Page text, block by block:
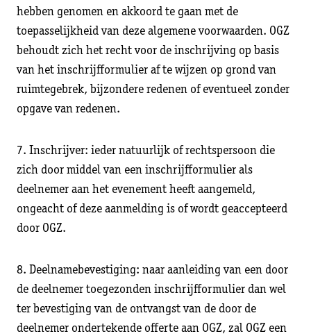
hebben genomen en akkoord te gaan met de
toepasselijkheid van deze algemene voorwaarden. OGZ
behoudt zich het recht voor de inschrijving op basis
van het inschrijfformulier af te wijzen op grond van
ruimtegebrek, bijzondere redenen of eventueel zonder
opgave van redenen.
7. Inschrijver: ieder natuurlijk of rechtspersoon die
zich door middel van een inschrijfformulier als
deelnemer aan het evenement heeft aangemeld,
ongeacht of deze aanmelding is of wordt geaccepteerd
door OGZ.
8. Deelnamebevestiging: naar aanleiding van een door
de deelnemer toegezonden inschrijfformulier dan wel
ter bevestiging van de ontvangst van de door de
deelnemer ondertekende offerte aan OGZ, zal OGZ een